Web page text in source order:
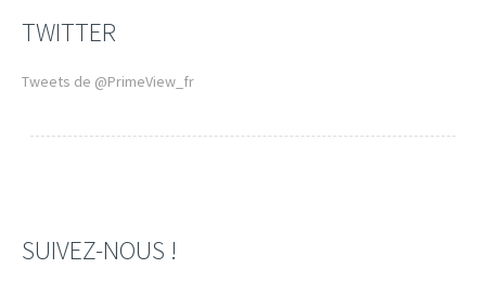
TWITTER
Tweets de @PrimeView_fr
SUIVEZ-NOUS !